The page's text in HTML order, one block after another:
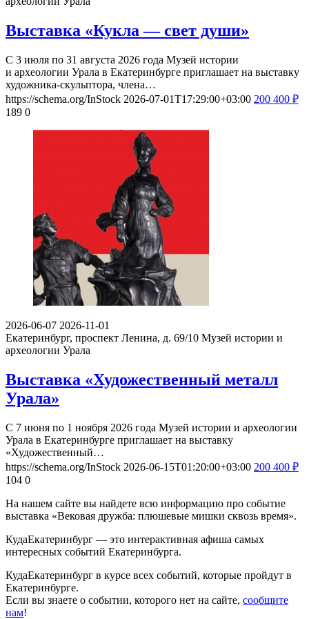
Выставка «Кукла — свет души»
С 3 июля по 31 августа 2026 года Музей истории
и археологии Урала в Екатеринбурге приглашает на выставку
художника-скульптора, члена…
https://schema.org/InStock 2026-07-01T17:29:00+03:00 200 400 ₽
189 0
2026-06-07 2026-11-01
Екатеринбург, проспект Ленина, д. 69/10 Музей истории и
археологии Урала
Выставка «Художественный металл
Урала»
С 7 июня по 1 ноября 2026 года Музей истории и археологии
Урала в Екатеринбурге приглашает на выставку
«Художественный…
https://schema.org/InStock 2026-06-15T01:20:00+03:00 200 400 ₽
104 0
На нашем сайте вы найдете всю информацию про событие
выставка «Вековая дружба: плюшевые мишки сквозь время».
КудаЕкатеринбург — это интерактивная афиша самых
интересных событий Екатеринбурга.
КудаЕкатеринбург в курсе всех событий, которые пройдут в
Екатеринбурге.
Если вы знаете о событии, которого нет на сайте, сообщите
нам!